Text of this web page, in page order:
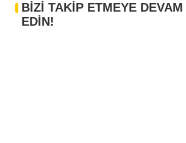
BİZİ TAKİP ETMEYE DEVAM
EDİN!